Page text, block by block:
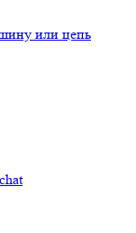
или цепь